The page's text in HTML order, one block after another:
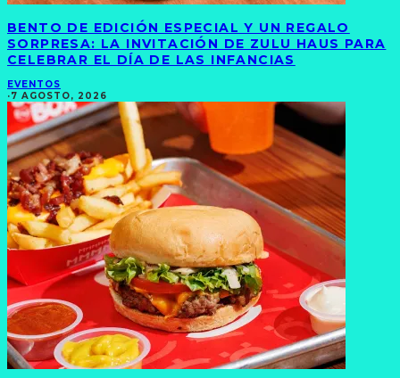
BENTO DE EDICIÓN ESPECIAL Y UN REGALO
SORPRESA: LA INVITACIÓN DE ZULU HAUS PARA
CELEBRAR EL DÍA DE LAS INFANCIAS
EVENTOS
·7 AGOSTO, 2026